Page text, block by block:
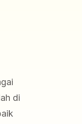
di